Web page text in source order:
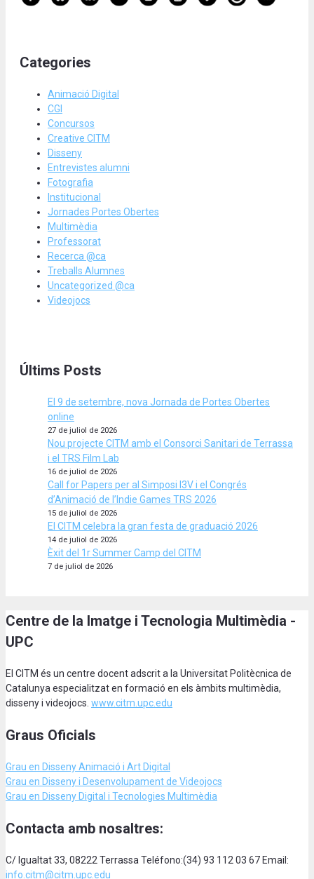
Categories
Animació Digital
CGI
Concursos
Creative CITM
Disseny
Entrevistes alumni
Fotografia
Institucional
Jornades Portes Obertes
Multimèdia
Professorat
Recerca @ca
Treballs Alumnes
Uncategorized @ca
Videojocs
Últims Posts
El 9 de setembre, nova Jornada de Portes Obertes
online
27 de juliol de 2026
Nou projecte CITM amb el Consorci Sanitari de Terrassa
i el TRS Film Lab
16 de juliol de 2026
Call for Papers per al Simposi I3V i el Congrés
d’Animació de l’Indie Games TRS 2026
15 de juliol de 2026
El CITM celebra la gran festa de graduació 2026
14 de juliol de 2026
Èxit del 1r Summer Camp del CITM
7 de juliol de 2026
Centre de la Imatge i Tecnologia Multimèdia -
UPC
El CITM és un centre docent adscrit a la Universitat Politècnica de
Catalunya especialitzat en formació en els àmbits multimèdia,
disseny i videojocs. www.citm.upc.edu
Graus Oficials
Grau en Disseny Animació i Art Digital
Grau en Disseny i Desenvolupament de Videojocs
Grau en Disseny Digital i Tecnologies Multimèdia
Contacta amb nosaltres:
C/ Igualtat 33, 08222 Terrassa Teléfono:(34) 93 112 03 67 Email:
info.citm@citm.upc.edu